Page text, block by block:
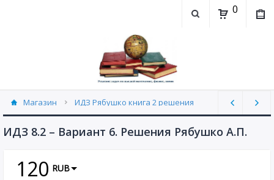
0
Магазин
ИДЗ Рябушко книга 2 решения
ИДЗ 8.2 часть 2 Рябушко (30)
ИДЗ 8.2 – Вариант 6. Решения Рябушко А.П.
120 RUB